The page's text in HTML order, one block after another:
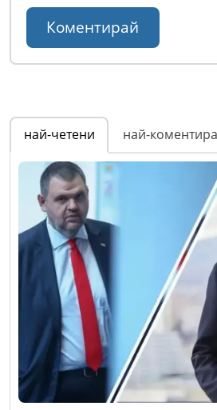
най-четени най-